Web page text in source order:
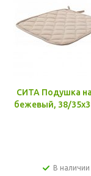
СИТА Подушка на
бежевый, 38/
В наличии